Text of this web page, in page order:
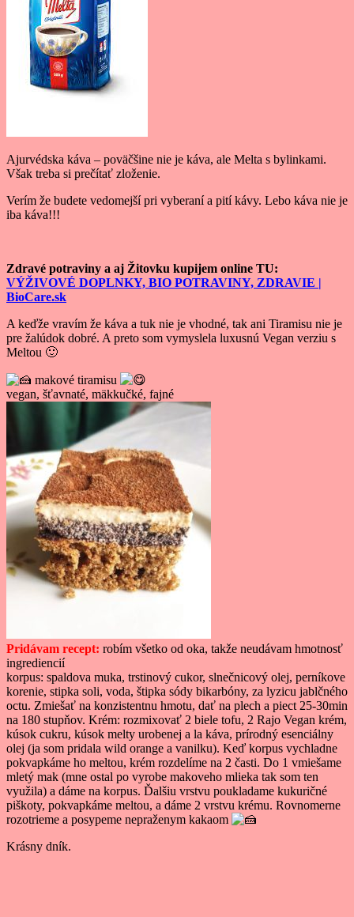
Ajurvédska káva – poväčšine nie je káva, ale Melta s bylinkami.
Však treba si prečítať zloženie.
Verím že budete vedomejší pri vyberaní a pití kávy. Lebo káva nie je
iba káva!!!
Zdravé potraviny a aj Žitovku kupijem online TU:
VÝŽIVOVÉ DOPLNKY, BIO POTRAVINY, ZDRAVIE |
BioCare.sk
A keďže vravím že káva a tuk nie je vhodné, tak ani Tiramisu nie je
pre žalúdok dobré. A preto som vymyslela luxusnú Vegan verziu s
Meltou 🙂
makové tiramisu
vegan, šťavnaté, mäkkučké, fajné
Pridávam recept: robím všetko od oka, takže neudávam hmotnosť
ingrediencií
korpus: spaldova muka, trstinový cukor, slnečnicový olej, perníkove
korenie, stipka soli, voda, štipka sódy bikarbóny, za lyzicu jablčného
octu. Zmiešať na konzistentnu hmotu, dať na plech a piect 25-30min
na 180 stupňov. Krém: rozmixovať 2 biele tofu, 2 Rajo Vegan krém,
kúsok cukru, kúsok melty urobenej a la káva, prírodný esenciálny
olej (ja som pridala wild orange a vanilku). Keď korpus vychladne
pokvapkáme ho meltou, krém rozdelíme na 2 časti. Do 1 vmiešame
mletý mak (mne ostal po vyrobe makoveho mlieka tak som ten
využila) a dáme na korpus. Ďalšiu vrstvu poukladame kukuričné
piškoty, pokvapkáme meltou, a dáme 2 vrstvu krému. Rovnomerne
rozotrieme a posypeme nepraženym kakaom
Krásny dník.